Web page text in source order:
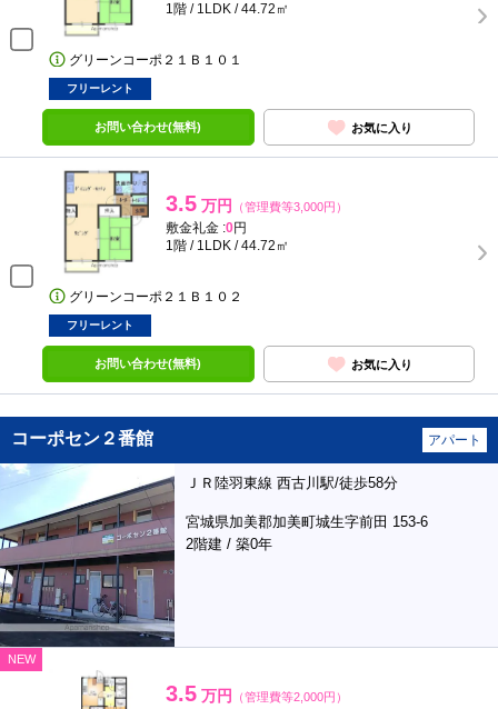
1階 / 1LDK / 44.72㎡
グリーンコーポ２１Ｂ１０１
フリーレント
お問い合わせ(無料) お気に入り
3.5 万円 （管理費等3,000円）
敷金礼金 :0円
1階 / 1LDK / 44.72㎡
グリーンコーポ２１Ｂ１０２
フリーレント
お問い合わせ(無料) お気に入り
コーポセン２番館 アパート
ＪＲ陸羽東線 西古川駅/徒歩58分
宮城県加美郡加美町城生字前田 153-6
2階建 / 築0年
NEW
3.5 万円 （管理費等2,000円）